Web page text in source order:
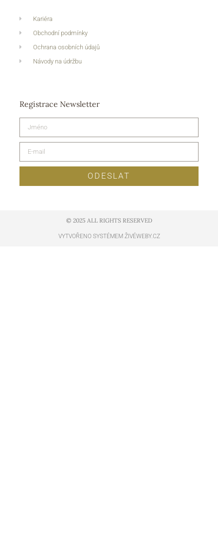
Kariéra
Obchodní podmínky
Ochrana osobních údajů
Návody na údržbu
Registrace Newsletter
ODESLAT
© 2025 ALL RIGHTS RESERVED​
VYTVOŘENO SYSTÉMEM ŽIVÉWEBY.CZ